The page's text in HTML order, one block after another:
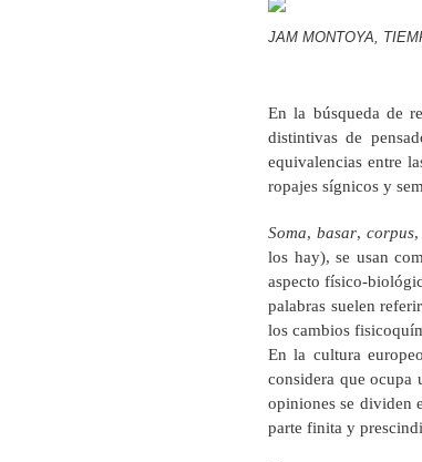
JAM MONTOYA,
En la búsqueda de
distintivas de
equivalencias entre
ropajes sígnicos y
Soma, basar, corpus,
los hay), se usan
aspecto físico-
palabras suelen
los cambios
En la cultura
considera que ocupa
opiniones se dividen
parte finita y